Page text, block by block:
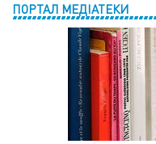
ПОРТАЛ МЕДІАТЕКИ